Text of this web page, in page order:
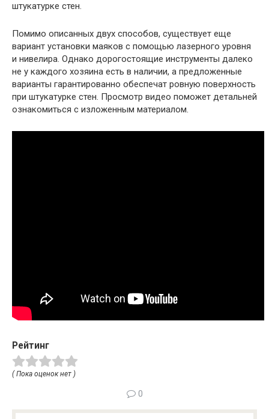
штукатурке стен.
Помимо описанных двух способов, существует еще
вариант установки маяков с помощью лазерного уровня
и нивелира. Однако дорогостоящие инструменты далеко
не у каждого хозяина есть в наличии, а предложенные
варианты гарантированно обеспечат ровную поверхность
при штукатурке стен. Просмотр видео поможет детальней
ознакомиться с изложенным материалом.
Рейтинг
( Пока оценок нет )
0